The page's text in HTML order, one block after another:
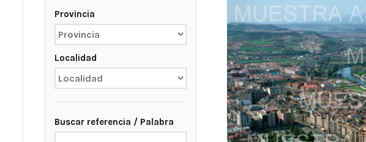
Provincia
Localidad
Buscar referencia / Palabra